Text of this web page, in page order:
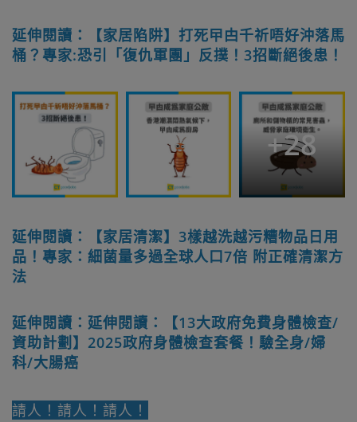
延伸閱讀：【家居陷阱】打死曱甴千祈唔好沖落馬
桶？專家:恐引「復仇軍團」反撲！3招斷絕後患！
+28
延伸閱讀：【家居清潔】3樣越洗越污糟物品日用
品！專家：細菌量多過全球人口7倍 附正確清潔方
法
延伸閱讀：延伸閱讀：【13大政府免費身體檢查/
資助計劃】2025政府身體檢查套餐！驗全身/婦
科/大腸癌
請人！請人！請人！